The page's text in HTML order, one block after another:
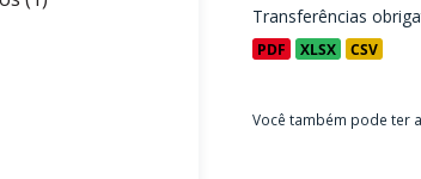
Transferências
PDF XLSX CSV
Você também pode ter